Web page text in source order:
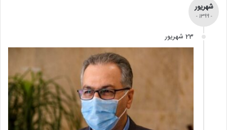
شهریور
- 1399 -
23 شهریور